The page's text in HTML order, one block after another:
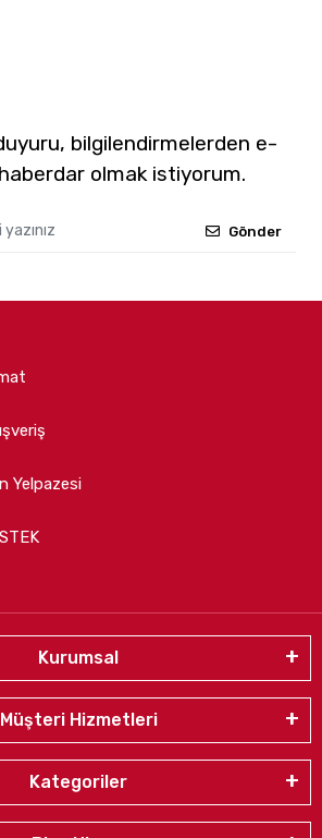
bilgilendirmelerden e-
olmak istiyorum.
Gönder
Yelpazesi
Kurumsal
Müşteri Hizmetleri
Kategoriler